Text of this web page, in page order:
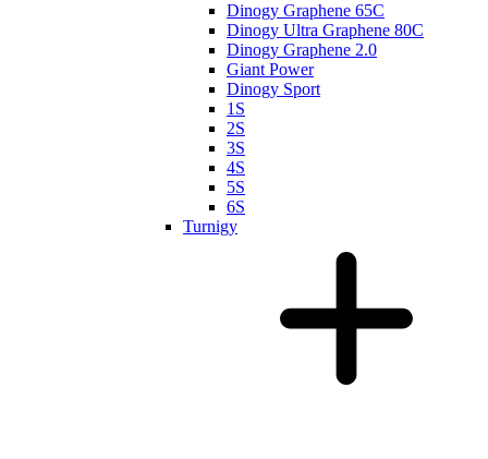
Dinogy Graphene 65C
Dinogy Ultra Graphene 80C
Dinogy Graphene 2.0
Giant Power
Dinogy Sport
1S
2S
3S
4S
5S
6S
Turnigy